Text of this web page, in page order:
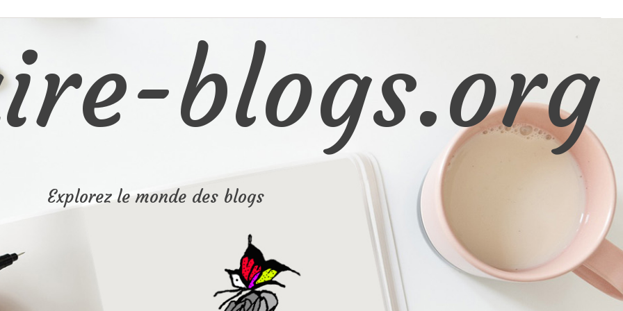
blogs.org
Explorez le monde des blogs